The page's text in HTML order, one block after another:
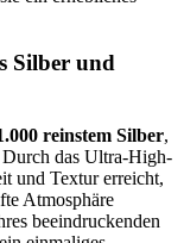
Silber und
reinstem Silber,
Durch das Ultra-High-
und Textur erreicht,
Atmosphäre
beeindruckenden